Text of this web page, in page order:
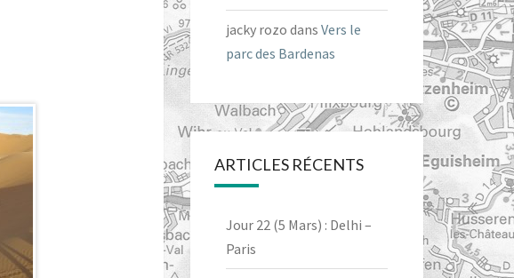
jacky rozo dans Vers le
parc des Bardenas
ARTICLES RÉCENTS
Jour 22 (5 Mars) : Delhi –
Paris